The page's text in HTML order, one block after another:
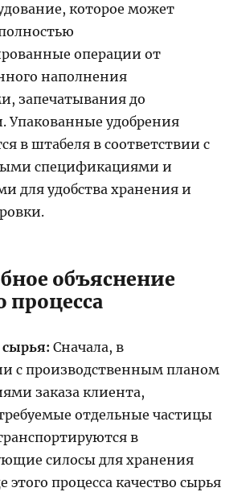
которое может
операции от
наполнения
запечатывания до
Упакованные удобрения
в штабеля в соответствии с
спецификациями и
для удобства хранения и
объяснение
процесса
сырья: Сначала, в
с производственным планом
заказа клиента,
отдельные частицы
в
силосы для хранения
этого процесса качество сырья